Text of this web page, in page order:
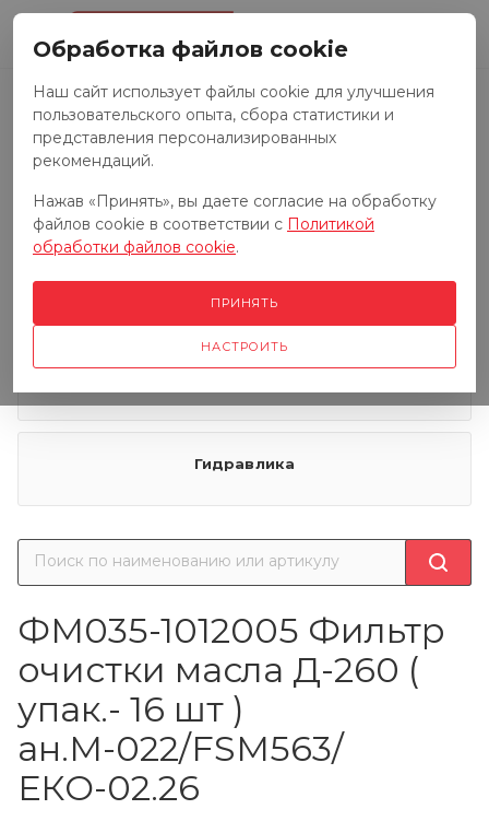
Запчасти к тракторам
Запчасти к грузовым автомобилям
Гидравлика
ФМ035-1012005 Фильтр
очистки масла Д-260 (
упак.- 16 шт )
ан.М-022/FSM563/
ЕКО-02.26
Обработка файлов cookie
Наш сайт использует файлы cookie для улучшения
пользовательского опыта, сбора статистики и
представления персонализированных
рекомендаций.
Нажав «Принять», вы даете согласие на обработку
файлов cookie в соответствии с Политикой
обработки файлов cookie.
НАСТРОИТЬ
ПРИНЯТЬ